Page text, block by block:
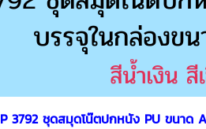
P 3792 ชุดสมุดโน๊ตปกหนัง PU ขนาด